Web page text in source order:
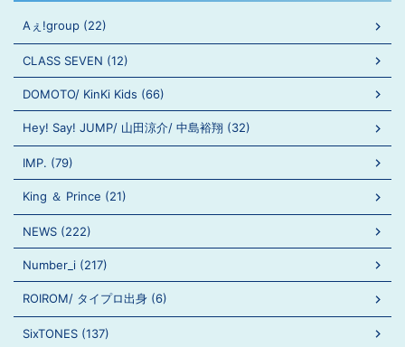
Aぇ!group (22)
CLASS SEVEN (12)
DOMOTO/ KinKi Kids (66)
Hey! Say! JUMP/ 山田涼介/ 中島裕翔 (32)
IMP. (79)
King ＆ Prince (21)
NEWS (222)
Number_i (217)
ROIROM/ タイプロ出身 (6)
SixTONES (137)